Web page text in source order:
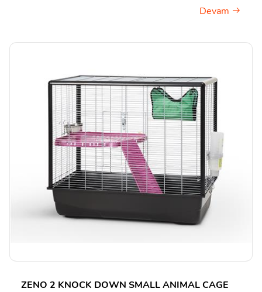
Devam
ZENO 2 KNOCK DOWN SMALL ANIMAL CAGE